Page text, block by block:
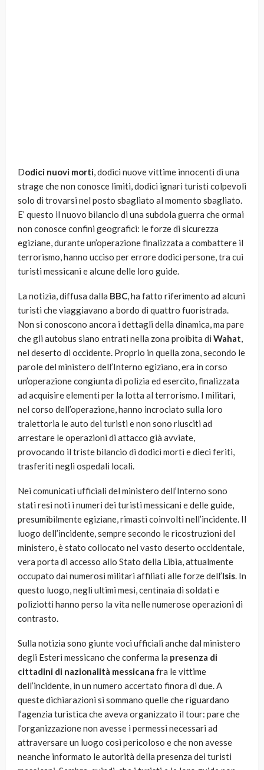
Dodici nuovi morti, dodici nuove vittime innocenti di una
strage che non conosce limiti, dodici ignari turisti colpevoli
solo di trovarsi nel posto sbagliato al momento sbagliato.
E’ questo il nuovo bilancio di una subdola guerra che ormai
non conosce confini geografici: le forze di sicurezza
egiziane, durante un’operazione finalizzata a combattere il
terrorismo, hanno ucciso per errore dodici persone, tra cui
turisti messicani e alcune delle loro guide.
La notizia, diffusa dalla BBC, ha fatto riferimento ad alcuni
turisti che viaggiavano a bordo di quattro fuoristrada.
Non si conoscono ancora i dettagli della dinamica, ma pare
che gli autobus siano entrati nella zona proibita di Wahat,
nel deserto di occidente. Proprio in quella zona, secondo le
parole del ministero dell’Interno egiziano, era in corso
un’operazione congiunta di polizia ed esercito, finalizzata
ad acquisire elementi per la lotta al terrorismo. I militari,
nel corso dell’operazione, hanno incrociato sulla loro
traiettoria le auto dei turisti e non sono riusciti ad
arrestare le operazioni di attacco già avviate,
provocando il triste bilancio di dodici morti e dieci feriti,
trasferiti negli ospedali locali.
Nei comunicati ufficiali del ministero dell’Interno sono
stati resi noti i numeri dei turisti messicani e delle guide,
presumibilmente egiziane, rimasti coinvolti nell’incidente. Il
luogo dell’incidente, sempre secondo le ricostruzioni del
ministero, è stato collocato nel vasto deserto occidentale,
vera porta di accesso allo Stato della Libia, attualmente
occupato dai numerosi militari affiliati alle forze dell’Isis. In
questo luogo, negli ultimi mesi, centinaia di soldati e
poliziotti hanno perso la vita nelle numerose operazioni di
contrasto.
Sulla notizia sono giunte voci ufficiali anche dal ministero
degli Esteri messicano che conferma la presenza di
cittadini di nazionalità messicana fra le vittime
dell’incidente, in un numero accertato finora di due. A
queste dichiarazioni si sommano quelle che riguardano
l’agenzia turistica che aveva organizzato il tour: pare che
l’organizzazione non avesse i permessi necessari ad
attraversare un luogo così pericoloso e che non avesse
neanche informato le autorità della presenza dei turisti